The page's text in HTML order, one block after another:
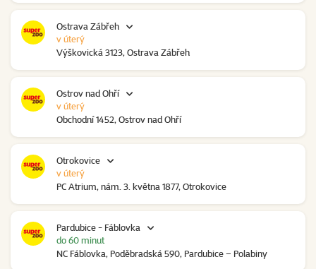
Ostrava Zábřeh
Výškovická 3123, Ostrava Zábřeh
v úterý
Ostrov nad Ohří
Obchodní 1452, Ostrov nad Ohří
v úterý
Otrokovice
PC Atrium, nám. 3. května 1877, Otrokovice
v úterý
Pardubice - Fáblovka
NC Fáblovka, Poděbradská 590, Pardubice – Polabiny
do 60 minut